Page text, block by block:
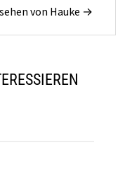
von Hauke →